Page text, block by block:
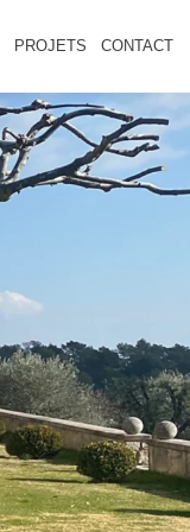
PROJETS CONTACT